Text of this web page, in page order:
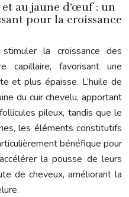
au jaune d’œuf : un
pour la croissance
la croissance des
capillaire, favorisant une
et plus épaisse. L’huile de
du cuir chevelu, apportant
pileux, tandis que le
les éléments constitutifs
bénéfique pour
la pousse de leurs
de cheveux, améliorant la